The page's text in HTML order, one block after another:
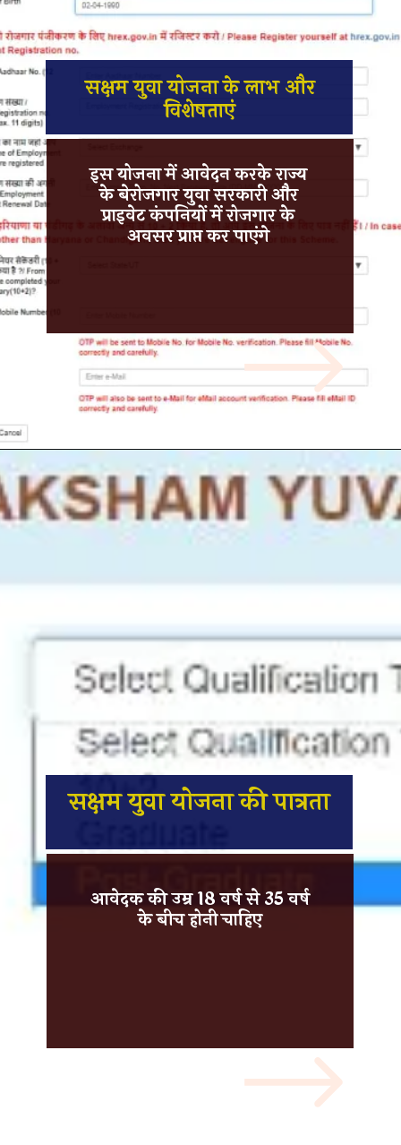
सक्षम युवा योजना के लाभ और
विशेषताएं
इस योजना में आवेदन करके राज्य
के बेरोजगार युवासरकारी और
प्राइवेट कंपनियों मेंरोजगार के
अवसरप्राप्त कर पाएंगे
सक्षम युवा योजना की पात्रता
आवेदक कीउम्र 18 वर्ष से 35 वर्ष
के बीचहोनी चाहिए